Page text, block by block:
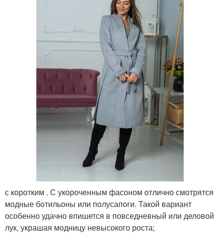
с коротким . С укороченным фасоном отлично смотрятся
модные ботильоны или полусапоги. Такой вариант
особенно удачно впишется в повседневный или деловой
лук, украшая модницу невысокого роста;